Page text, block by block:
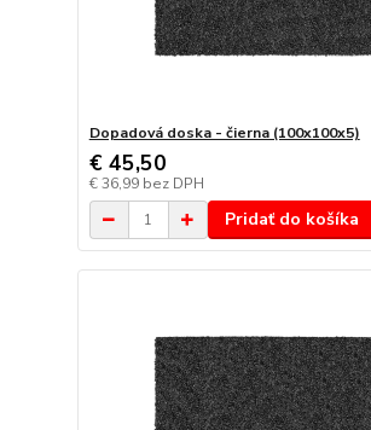
Dopadová doska - čierna (100x100x5)
€ 45,50
€ 36,99 bez DPH
Pridať do košíka